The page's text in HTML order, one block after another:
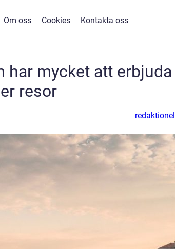
Om oss Cookies Kontakta oss
har mycket att erbjuda
resor
redaktionel